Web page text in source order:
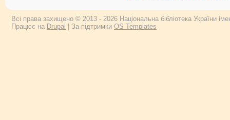
Всі права захищено © 2013 - 2026 Національна бібліотека України
Працює на Drupal | За підтримки OS Templates